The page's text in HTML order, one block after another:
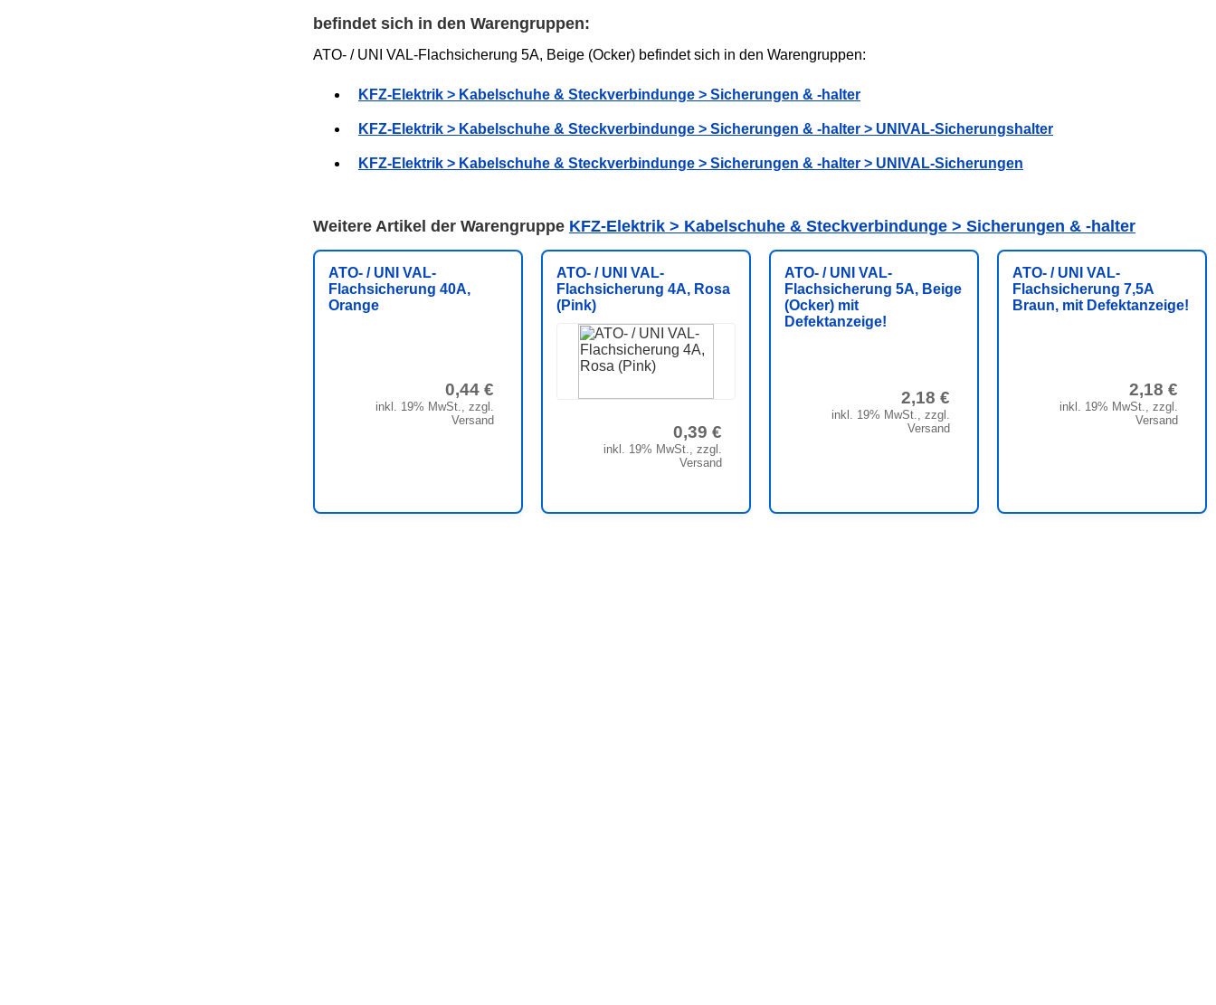
befindet sich in den Warengruppen:
ATO- / UNI VAL-Flachsicherung 5A, Beige (Ocker) befindet sich in den Warengruppen:
KFZ-Elektrik > Kabelschuhe & Steckverbindunge > Sicherungen & -halter
KFZ-Elektrik > Kabelschuhe & Steckverbindunge > Sicherungen & -halter > UNIVAL-Sicherungshalter
KFZ-Elektrik > Kabelschuhe & Steckverbindunge > Sicherungen & -halter > UNIVAL-Sicherungen
Weitere Artikel der Warengruppe KFZ-Elektrik > Kabelschuhe & Steckverbindunge > Sicherungen & -halter
ATO- / UNI VAL-
Flachsicherung 40A,
Orange
0,44 €
inkl. 19% MwSt., zzgl.
Versand
ATO- / UNI VAL-
Flachsicherung 4A, Rosa
(Pink)
0,39 €
inkl. 19% MwSt., zzgl.
Versand
ATO- / UNI VAL-
Flachsicherung 5A, Beige
(Ocker) mit
Defektanzeige!
2,18 €
inkl. 19% MwSt., zzgl.
Versand
ATO- / UNI VAL-
Flachsicherung 7,5A
Braun, mit Defektanzeige!
2,18 €
inkl. 19% MwSt., zzgl.
Versand